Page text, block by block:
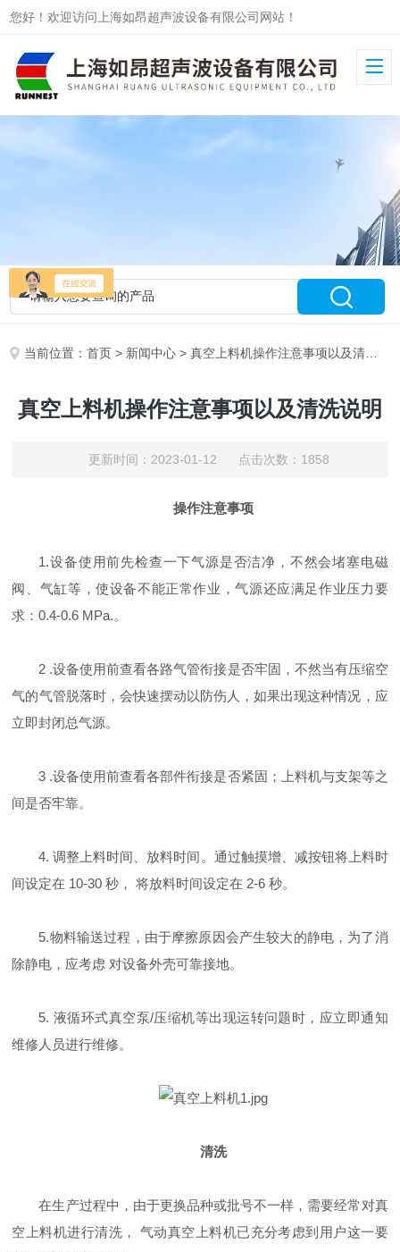
您好！欢迎访问上海如昂超声波设备有限公司网站！
当前位置：首页 > 新闻中心 > 真空上料机操作注意事项以及清洗说明
真空上料机操作注意事项以及清洗说明
更新时间：2023-01-12 点击次数：1858
操作注意事项
1.设备使用前先检查一下气源是否洁净，不然会堵塞电磁
阀、气缸等，使设备不能正常作业，气源还应满足作业压力要
求：0.4-0.6 MPa.。
2 .设备使用前查看各路气管衔接是否牢固，不然当有压缩空
气的气管脱落时，会快速摆动以防伤人，如果出现这种情况，应
立即封闭总气源。
3 .设备使用前查看各部件衔接是否紧固；上料机与支架等之
间是否牢靠。
4.调整上料时间、放料时间。通过触摸增、减按钮将上料时
间设定在 10-30 秒， 将放料时间设定在 2-6 秒。
5.物料输送过程，由于摩擦原因会产生较大的静电，为了消
除静电，应考虑 对设备外壳可靠接地。
5. 液循环式真空泵/压缩机等出现运转问题时，应立即通知
维修人员进行维修。
清洗
在生产过程中，由于更换品种或批号不一样，需要经常对真
空上料机进行清洗，
气动真空上料机已充分考虑到用户这一要